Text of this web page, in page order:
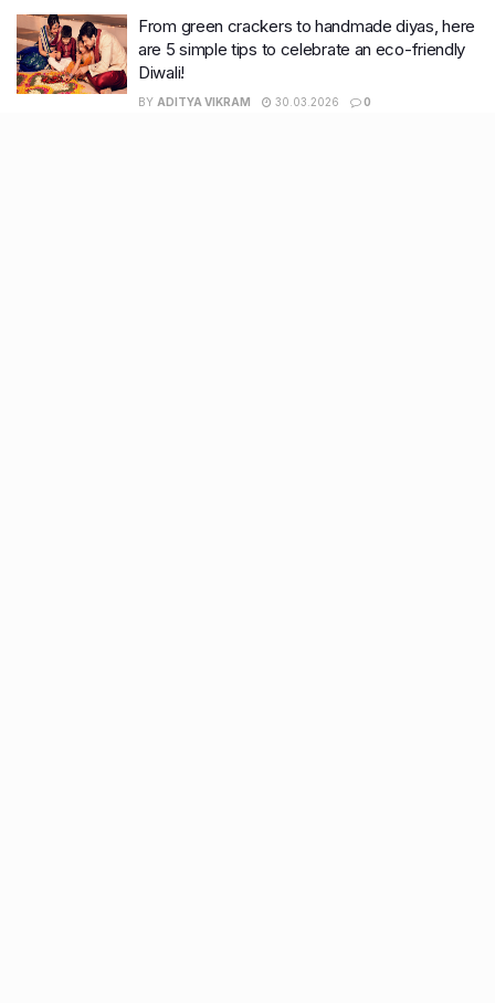
From green crackers to handmade diyas, here
are 5 simple tips to celebrate an eco-friendly
Diwali!
BY ADITYA VIKRAM 30.03.2026 0